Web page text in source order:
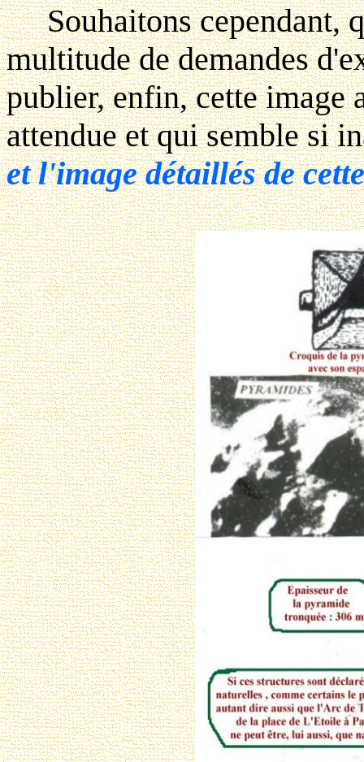
Souhaitons cependant,
multitude de demandes
publier, enfin, cette image
attendue et qui semble si
et l'image détaillés de